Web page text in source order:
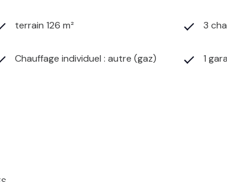
terrain 126 m² 3
Chauffage individuel : autre (gaz) 1